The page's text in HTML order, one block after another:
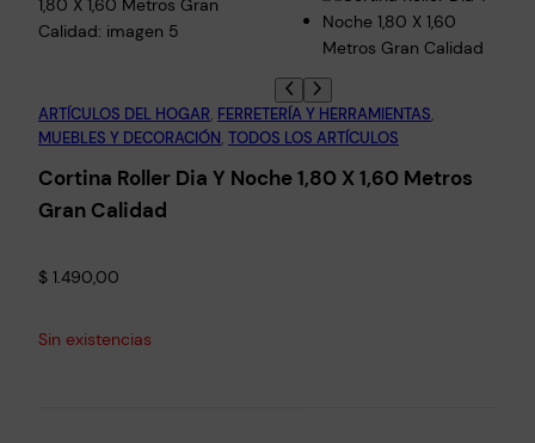
ARTÍCULOS DEL HOGAR, FERRETERÍA Y HERRAMIENTAS
MUEBLES Y DECORACIÓN, TODOS LOS ARTÍCULOS
Cortina Roller Dia Y Noche 1,80 X 1,60 Metros
Gran Calidad
$ 1.490,00
Sin existencias